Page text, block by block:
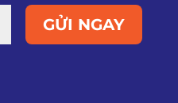
GỬI NGAY